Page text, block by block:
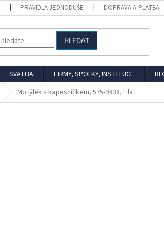
PRAVIDLA JEDNODUŠE DOPRAVA A PLATBA
HLEDAT
SVATBA FIRMY, SPOLKY, INSTITUCE
Motýlek s kapesníčkem, 575-9838, Lila